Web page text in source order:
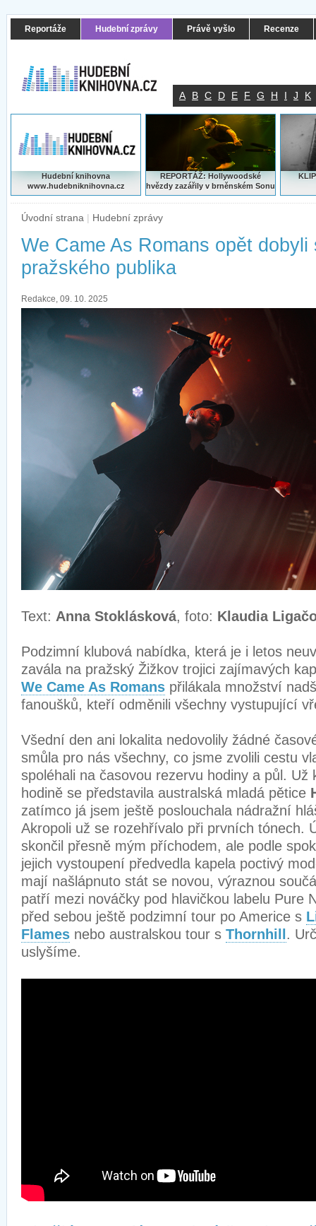
Reportáže Hudební zprávy Právě vyšlo Recenze
A B C D E F G H I J K
Hudební knihovna
www.hudebniknihovna.cz
REPORTÁŽ: Hollywoodské
hvězdy zazářily v brněnském Sonu
Úvodní strana | Hudební zprávy
We Came As Romans opět dobyli
pražského publika
Redakce, 09. 10. 2025
Text: Anna Stoklásková, foto: Klaudia
Podzimní klubová nabídka, která je i letos
zavála na pražský Žižkov trojici zajímavých
We Came As Romans přilákala množství
fanoušků, kteří odměnili všechny vystupující
Všední den ani lokalita nedovolily žádné
smůla pro nás všechny, co jsme zvolili cestu
spoléhali na časovou rezervu hodiny a půl. Už
hodině se představila australská mladá pětice
zatímco já jsem ještě poslouchala nádražní
Akropoli už se rozehřívalo při prvních tónech.
skončil přesně mým příchodem, ale podle
jejich vystoupení předvedla kapela poctivý
mají našlápnuto stát se novou, výraznou
patří mezi nováčky pod hlavičkou labelu Pure
před sebou ještě podzimní tour po Americe s
Flames nebo australskou tour s Thornhill .
uslyšíme.